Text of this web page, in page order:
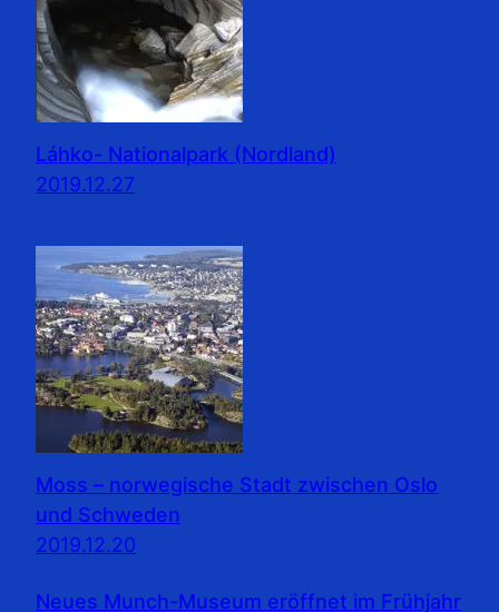
Láhko- Nationalpark (Nordland)
2019.12.27
Moss – norwegische Stadt zwischen Oslo
und Schweden
2019.12.20
Neues Munch-Museum eröffnet im Frühjahr